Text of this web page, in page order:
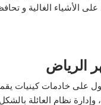
الأشياء الغالية و
الرياض
على خادمات كينيات
نظام العائلة